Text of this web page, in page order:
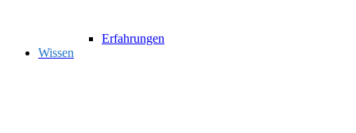
Erfahrungen
Wissen